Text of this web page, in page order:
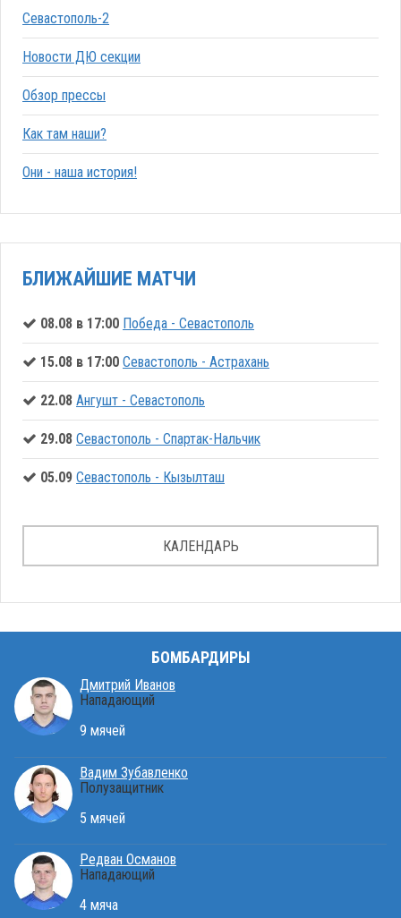
Севастополь-2
Новости ДЮ секции
Обзор прессы
Как там наши?
Они - наша история!
БЛИЖАЙШИЕ МАТЧИ
08.08 в 17:00 Победа - Севастополь
15.08 в 17:00 Севастополь - Астрахань
22.08 Ангушт - Севастополь
29.08 Севастополь - Спартак-Нальчик
05.09 Севастополь - Кызылташ
КАЛЕНДАРЬ
БОМБАРДИРЫ
Дмитрий Иванов
Нападающий
9 мячей
Вадим Зубавленко
Полузащитник
5 мячей
Редван Османов
Нападающий
4 мяча